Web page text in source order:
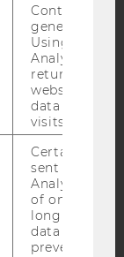
MEDIA
Contains a
generated
Using this
Analytics can
returning
website and
data from
visits.
Certain data
sent to
Analytics a
of once per
long as it is
data
prevented.